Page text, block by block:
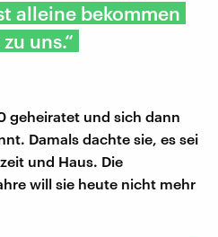
alleine bekommen
uns.“
geheiratet und sich dann
Damals dachte sie, es sei
und Haus. Die
will sie heute nicht mehr